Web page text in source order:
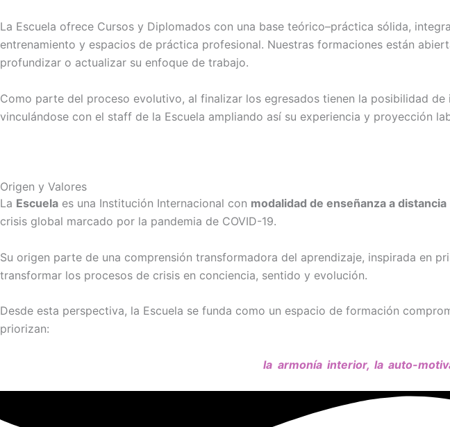
La Escuela ofrece Cursos y Diplomados con una base teórico–práctica sólida,
entrenamiento y espacios de práctica profesional. Nuestras formaciones están
profundizar o actualizar su enfoque de trabajo.
Como parte del proceso evolutivo, al finalizar los egresados tienen la posibilidad
vinculándose con el staff de la Escuela ampliando así su experiencia y proyección
Origen y Valores
La Escuela es una Institución Internacional con modalidad de enseñanza a distancia
crisis global marcado por la pandemia de COVID-19.
Su origen parte de una comprensión transformadora del aprendizaje, inspirada en
transformar los procesos de crisis en conciencia, sentido y evolución.
Desde esta perspectiva, la Escuela se funda como un espacio de formación
priorizan:
la armonía interior, la auto-